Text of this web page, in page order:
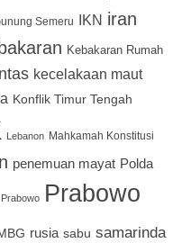
Semeru IKN iran
Kebakaran Rumah
kecelakaan maut
Konflik Timur Tengah
Lebanon Mahkamah Konstitusi
penemuan mayat Polda
Prabowo Prabowo
rusia sabu samarinda